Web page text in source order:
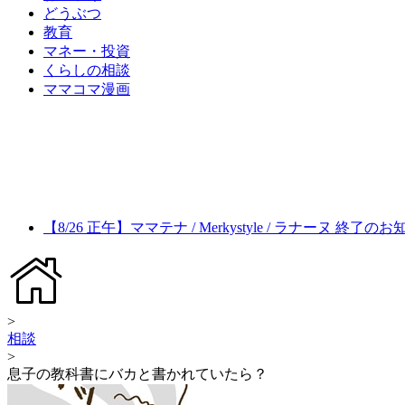
どうぶつ
教育
マネー・投資
くらしの相談
ママコマ漫画
【8/26 正午】ママテナ / Merkystyle / ラナーヌ 終了のお
>
相談
>
息子の教科書にバカと書かれていたら？